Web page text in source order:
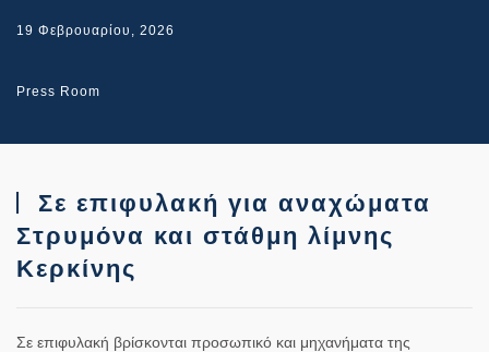
19 Φεβρουαρίου, 2026
Press Room
Σε επιφυλακή για αναχώματα
Στρυμόνα και στάθμη λίμνης
Κερκίνης
Σε επιφυλακή βρίσκονται προσωπικό και μηχανήματα της